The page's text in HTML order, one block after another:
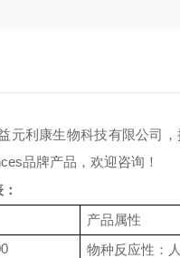
利康生物科技有限公司，
品牌产品，欢迎咨询！
产品属性
物种反应性：